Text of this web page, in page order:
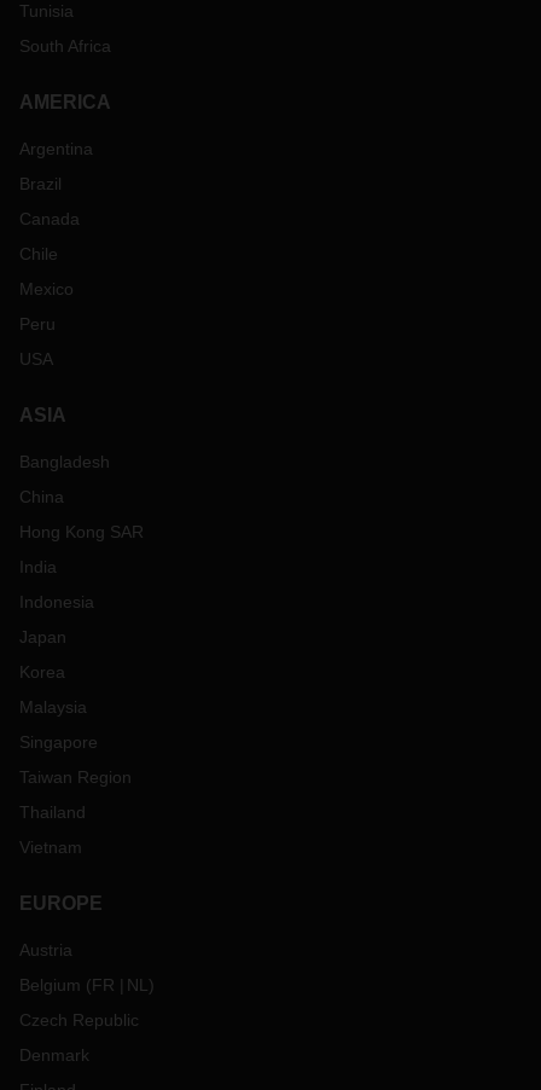
Tunisia
South Africa
AMERICA
Argentina
Brazil
Canada
Chile
Mexico
Peru
USA
ASIA
Bangladesh
China
Hong Kong SAR
India
Indonesia
Japan
Korea
Malaysia
Singapore
Taiwan Region
Thailand
Vietnam
EUROPE
Austria
Belgium (FR NL )
Czech Republic
Denmark